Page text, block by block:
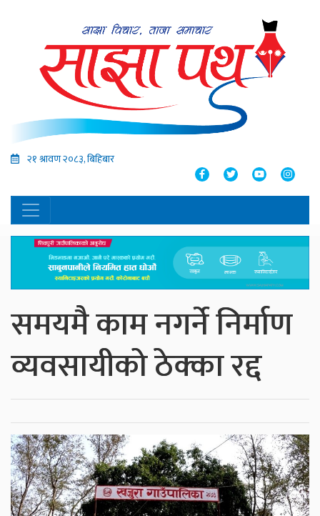
२१ श्रावण २०८३, बिहिबार
समयमै काम नगर्ने निर्माण
व्यवसायीको ठेक्का रद्द